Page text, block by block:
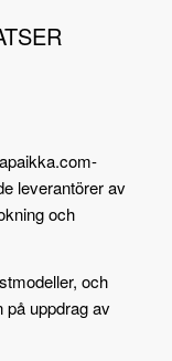
leverantörer av
och
och
på uppdrag av